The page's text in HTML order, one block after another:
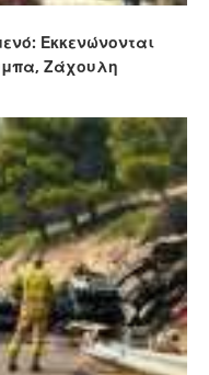
Εκκενώνονται
Ζάχουλη